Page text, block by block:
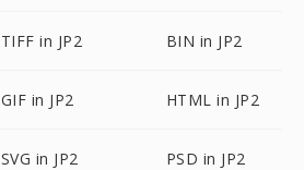
TIFF in JP2 BIN in JP2
GIF in JP2 HTML in JP2
SVG in JP2 PSD in JP2